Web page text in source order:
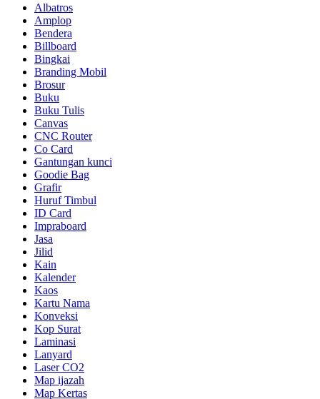
Albatros
Amplop
Bendera
Billboard
Bingkai
Branding Mobil
Brosur
Buku
Buku Tulis
Canvas
CNC Router
Co Card
Gantungan kunci
Goodie Bag
Grafir
Huruf Timbul
ID Card
Impraboard
Jasa
Jilid
Kain
Kalender
Kaos
Kartu Nama
Konveksi
Kop Surat
Laminasi
Lanyard
Laser CO2
Map ijazah
Map Kertas